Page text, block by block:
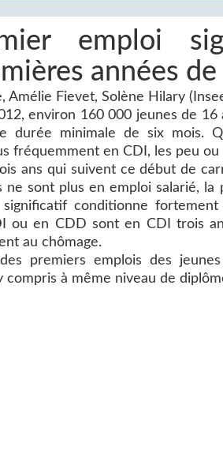
emploi
années
Amélie Fievet, Solène Hilary
environ 160 000 jeunes de
durée minimale de six mois.
fréquemment en CDI, les peu
ans qui suivent ce début de
ne sont plus en emploi salarié,
conditionne
ou en CDD sont en CDI trois
au chômage.
premiers emplois des jeunes
compris à même niveau de